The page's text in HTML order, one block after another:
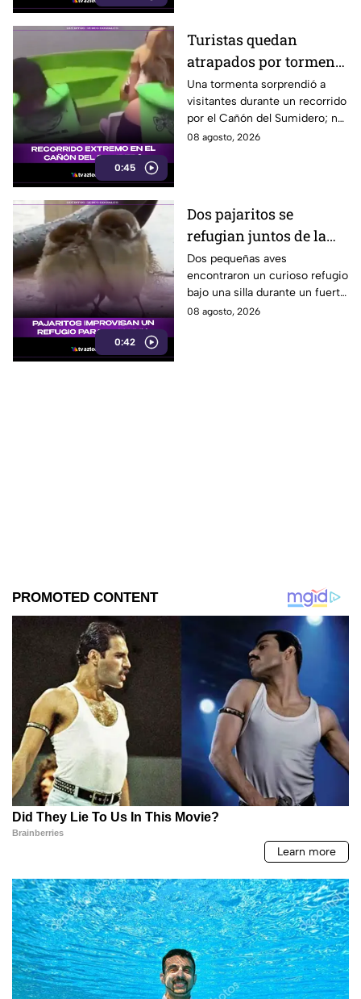
0:45
Turistas quedan
atrapados por tormenta
en el Cañón del
Sumidero
Una tormenta sorprendió a
visitantes durante un recorrido
por el Cañón del Sumidero; no
se reportaron personas heridas
08 agosto, 2026
0:42
Dos pajaritos se
refugian juntos de la
lluvia y se vuelven
virales
Dos pequeñas aves
encontraron un curioso refugio
bajo una silla durante un fuerte
aguacero y conmovieron a
08 agosto, 2026